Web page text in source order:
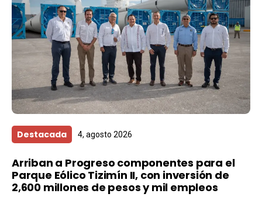
Destacada 4, agosto 2026
Arriban a Progreso componentes para el
Parque Eólico Tizimín II, con inversión de
2,600 millones de pesos y mil empleos